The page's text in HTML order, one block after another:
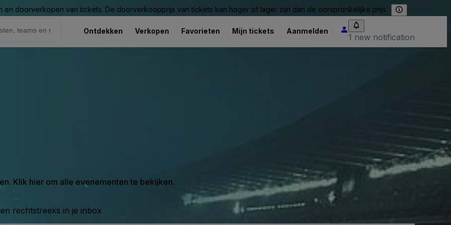
doorverkopen van tickets. De doorverkoopprijs van tickets kan hoger of lager zijn dan de oorspronkelijke prijs.
Ontdekken Verkopen Favorieten Mijn tickets Aanmelden
1 new notification
Klik hier om alle evenementen te bekijken.
rechtstreeks in je inbox